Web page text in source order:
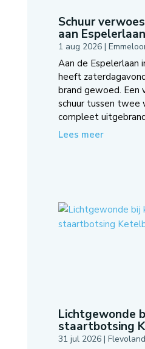
Schuur
aan Espelerlaan
1 aug 2026|
Aan de Espelerlaan
heeft
brand gewoed. Een
schuur tussen twee
compleet
Lees meer
Lichtgewonde
staartbotsing
31 jul 2026| Flevoland